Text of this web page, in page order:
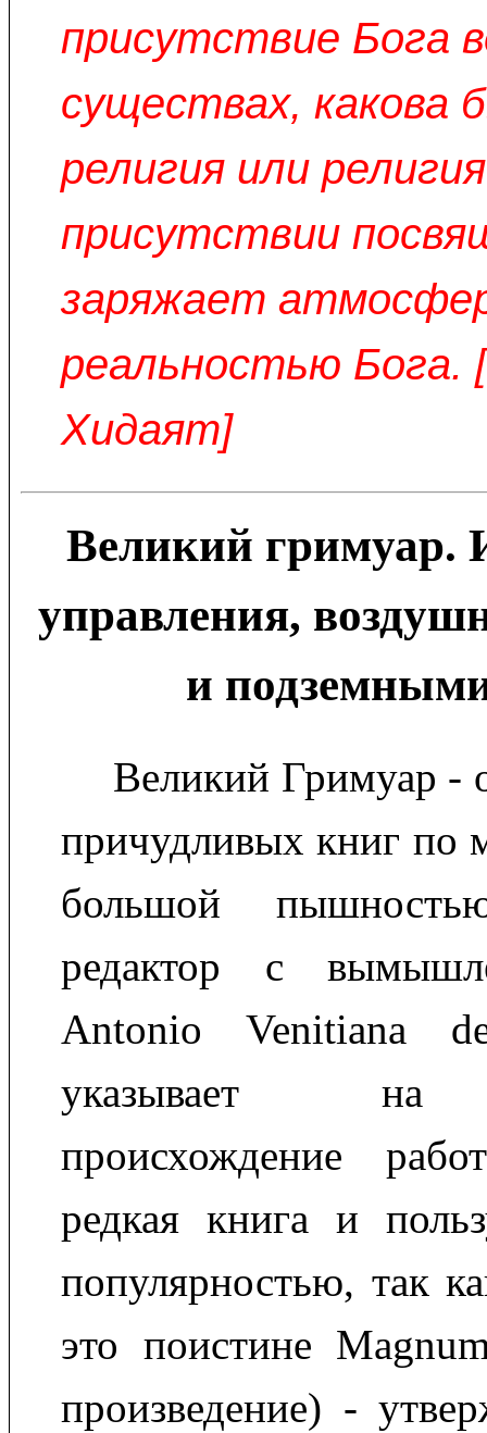
присутствие Бога
существах, какова
религия или
присутствии
заряжает
реальностью
Хидаят]
Великий гримуар.
управления,
и
Великий Гримуар -
причудливых книг по
большой
редактор с
Antonio Venitiana
указывает на
происхождение
редкая книга и
популярностью, так
это поистине
произведение) -